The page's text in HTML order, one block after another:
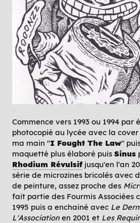
Commence vers 1993 ou 1994 par
photocopié au lycée avec la
ma main "I Fought The Law"
maquetté plus élaboré puis Sinus
Rhodium Révulsifjusqu'en l'an
série de microzines bricolés avec
de peinture, assez proche des
fait partie des Fourmis Associées
1995 puis a enchainé avec Le
L'Association en 2001 et Les